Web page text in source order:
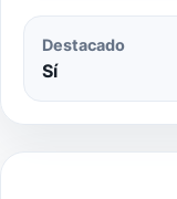
Destacado
Sí